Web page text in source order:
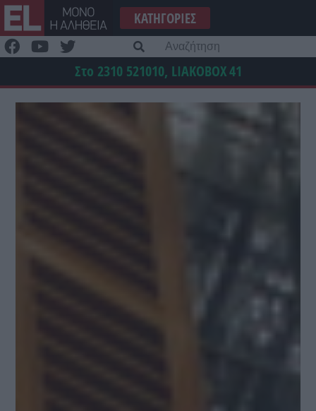
Μετάβαση
στο
περιεχόμενο
ΚΑΤΗΓΟΡΊΕΣ
Στο 2310 521010, LIAKOBOX41